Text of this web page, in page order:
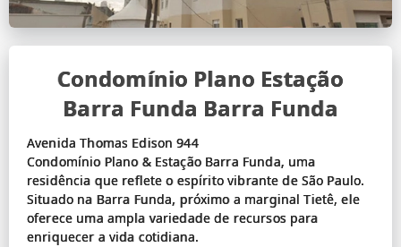
Condomínio Plano Estação
Barra Funda Barra Funda
Avenida Thomas Edison 944
Condomínio Plano & Estação Barra Funda, uma
residência que reflete o espírito vibrante de São Paulo.
Situado na Barra Funda, próximo a marginal Tietê, ele
oferece uma ampla variedade de recursos para
enriquecer a vida cotidiana.